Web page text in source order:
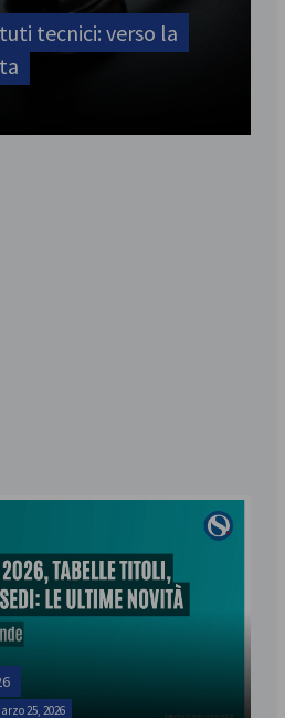
assemblea provinciale
25, 2026